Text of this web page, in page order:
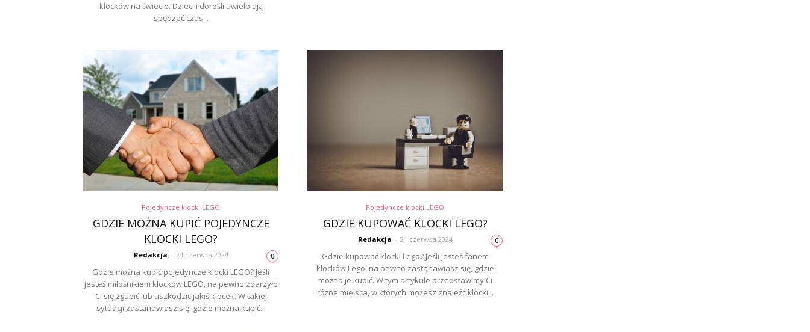
klocków na świecie. Dzieci i dorośli uwielbiają
spędzać czas...
Pojedyncze klocki LEGO
GDZIE MOŻNA KUPIĆ POJEDYNCZE
KLOCKI LEGO?
Redakcja - 24 czerwca 2024 0
Gdzie można kupić pojedyncze klocki LEGO? Jeśli
jesteś miłośnikiem klocków LEGO, na pewno zdarzyło
Ci się zgubić lub uszkodzić jakiś klocek. W takiej
sytuacji zastanawiasz się, gdzie można kupić...
Pojedyncze klocki LEGO
GDZIE KUPOWAĆ KLOCKI LEGO?
Redakcja - 21 czerwca 2024 0
Gdzie kupować klocki Lego? Jeśli jesteś fanem
klocków Lego, na pewno zastanawiasz się, gdzie
można je kupić. W tym artykule przedstawimy Ci
różne miejsca, w których możesz znaleźć klocki...